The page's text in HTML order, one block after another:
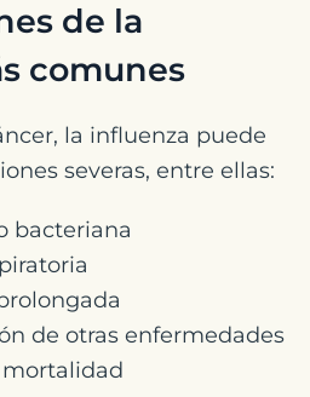
de la
comunes
la influenza puede
severas, entre ellas:
bacteriana
de otras enfermedades
mortalidad